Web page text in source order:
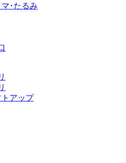
･たるみ
アップ